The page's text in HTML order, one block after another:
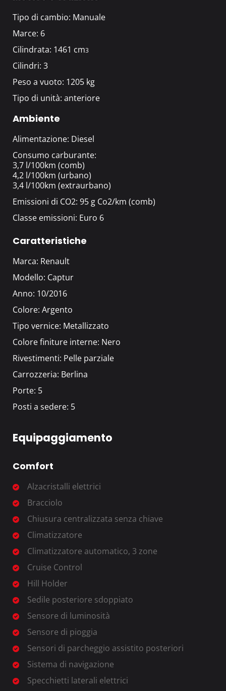
Tipo di cambio: Manuale
Marce: 6
Cilindrata: 1461 cm3
Cilindri: 3
Peso a vuoto: 1205 kg
Tipo di unità: anteriore
Ambiente
Alimentazione: Diesel
Consumo carburante:
3,7 l/100km (comb)
4,2 l/100km (urbano)
3,4 l/100km (extraurbano)
Emissioni di CO2: 95 g Co2/km (comb)
Classe emissioni: Euro 6
Caratteristiche
Marca: Renault
Modello: Captur
Anno: 10/2016
Colore: Argento
Tipo vernice: Metallizzato
Colore finiture interne: Nero
Rivestimenti: Pelle parziale
Carrozzeria: Berlina
Porte: 5
Posti a sedere: 5
Equipaggiamento
Comfort
Alzacristalli elettrici
Bracciolo
Chiusura centralizzata senza chiave
Climatizzatore
Climatizzatore automatico, 3 zone
Cruise Control
Hill Holder
Sedile posteriore sdoppiato
Sensore di luminosità
Sensore di pioggia
Sensori di parcheggio assistito posteriori
Sistema di navigazione
Specchietti laterali elettrici